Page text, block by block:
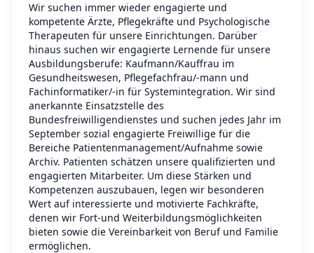
Wir suchen immer wieder engagierte und
kompetente Ärzte, Pflegekräfte und Psychologische
Therapeuten für unsere Einrichtungen. Darüber
hinaus suchen wir engagierte Lernende für unsere
Ausbildungsberufe: Kaufmann/Kauffrau im
Gesundheitswesen, Pflegefachfrau/-mann und
Fachinformatiker/-in für Systemintegration. Wir sind
anerkannte Einsatzstelle des
Bundesfreiwilligendienstes und suchen jedes Jahr im
September sozial engagierte Freiwillige für die
Bereiche Patientenmanagement/Aufnahme sowie
Archiv. Patienten schätzen unsere qualifizierten und
engagierten Mitarbeiter. Um diese Stärken und
Kompetenzen auszubauen, legen wir besonderen
Wert auf interessierte und motivierte Fachkräfte,
denen wir Fort-und Weiterbildungsmöglichkeiten
bieten sowie die Vereinbarkeit von Beruf und Familie
ermöglichen.